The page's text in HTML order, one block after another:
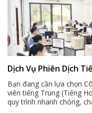
Dịch Vụ Phiên Dịch
Bạn đang cần lựa chọn
viên tiếng Trung (Tiếng
quy trình nhanh chóng,